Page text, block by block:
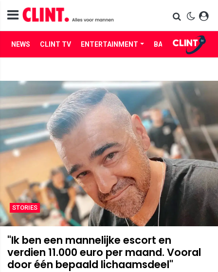
NEWS CLINT TV ENTERTAINMENT BABES LIFE
STORIES
"Ik ben een mannelijke escort en
verdien 11.000 euro per maand. Vooral
door één bepaald lichaamsdeel"